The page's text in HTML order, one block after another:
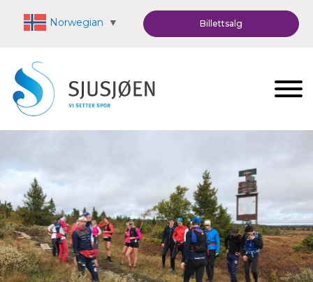
Norwegian ▼ Billettsalg